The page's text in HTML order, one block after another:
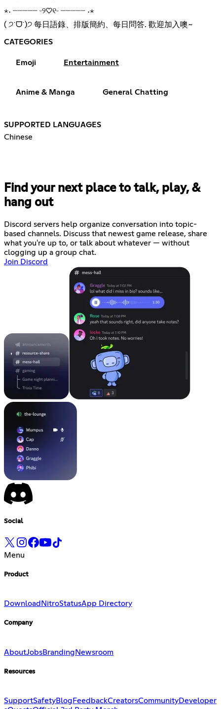
︎⋆˖ ┈︎┈︎┈︎┈┈︎ ᵕ୨♡︎୧ᵕ ┈︎┈︎┈︎┈┈︎ ˖⋆
( ੭˙ᗜ˙)੭ 每日語錄、排版簡約、每日問答. 歡迎加入噢~
CATEGORIES
Emoji Entertainment
Anime & Manga General Chatting
SUPPORTED LANGUAGES
Chinese
Find your next place to talk, play, &
hang out
Discord servers help organize conversation into topic-
based channels. Discuss that newest game release, share
what you're up to, or talk about whatever — without
clogging up a group chat.
Join Discord
Social
Menu
Product
Download NitroStatusApp Directory
Company
AboutJobsBranding Newsroom
Resources
SupportSafetyBlog FeedbackCreatorsCommunityDeveloper